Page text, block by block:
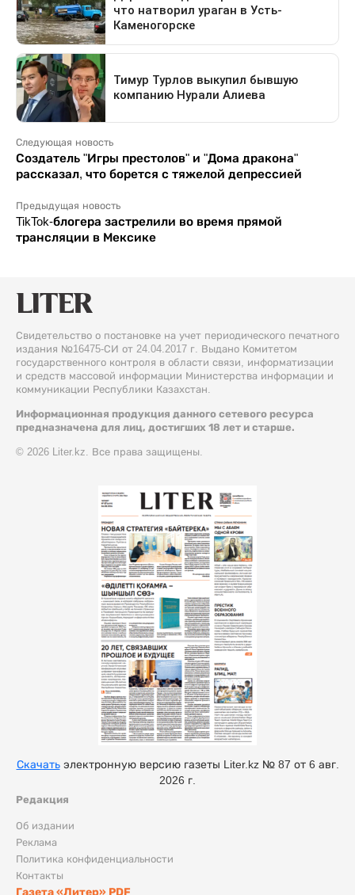
Следующая новость
Создатель "Игры престолов" и "Дома дракона"
рассказал, что борется с тяжелой депрессией
Предыдущая новость
TikTok-блогера застрелили во время прямой
трансляции в Мексике
Свидетельство о постановке на учет периодического печатного
издания №16475-СИ от 24.04.2017 г. Выдано Комитетом
государственного контроля в области связи, информатизации
и средств массовой информации Министерства информации и
коммуникации Республики Казахстан.
Информационная продукция данного сетевого ресурса
предназначена для лиц, достигших 18 лет и старше.
© 2026 Liter.kz. Все права защищены.
Редакция
Об издании
Реклама
Политика конфиденциальности
Контакты
Газета «Литер» PDF
Скачатьэлектронную версию газеты Liter.kz № 87 от 6 авг.
2026 г.